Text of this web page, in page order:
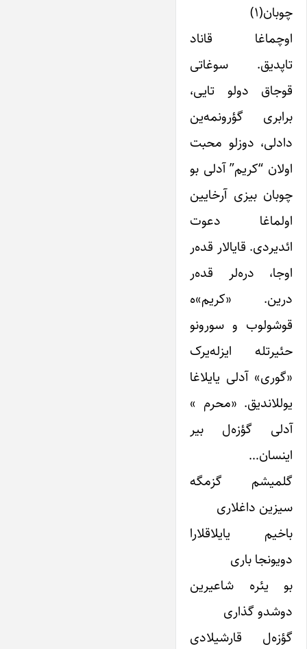
چوبان(۱)
اوچماغا قاناد
تاپدیق. سوغاتی
قوجاق دولو تایی،
برابری گؤرونمه‌ین
دادلی، دوزلو محبت
اولان “کریم” آدلی بو
چوبان بیزی آرخایین
اولماغا دعوت
ائدیردی. قایالار قده‌ر
اوجا، دره‌لر قده‌ر
درین. «کریم»ه
قوشولوب و سورونو
حئیرتله ایزله‌یرک
«گوری» آدلی یایلاغا
یوللاندیق. «محرم »
آدلی گؤزه‌ل بیر
اینسان…
گلمیشم گزمگه
سیزین داغلاری
باخیم یایلاقلارا
دویونجا باری
بو یئره شاعیرین
دوشدو گذاری
گؤزه‌ل قارشیلادی